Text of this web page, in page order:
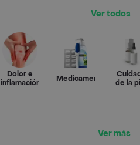
Ver todos
Dolor e
inflamación
Medicamentos
de la
Ver más